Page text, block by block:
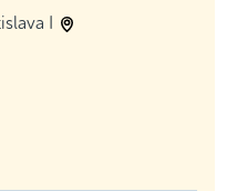
I